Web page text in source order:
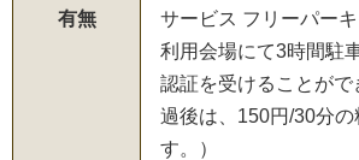
有無
サービス フリーパー
利用会場にて3時間駐
認証を受けることがで
過後は、150円/30分の
す。）